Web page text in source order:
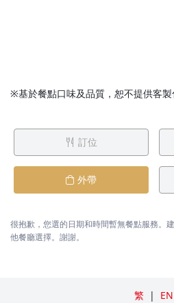
※基於餐點口味及品質，恕不提供客製
訂位
外帶
很抱歉，您選的日期和時間暫無餐點服務。
他餐廳選擇。謝謝。
繁 | EN